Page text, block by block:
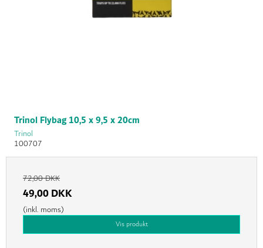
Trinol Flybag 10,5 x 9,5 x 20cm
Trinol
100707
72,00 DKK
49,00 DKK
(inkl. moms)
Vis produkt